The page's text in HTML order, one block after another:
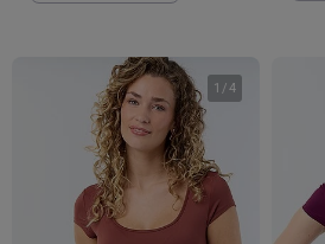
1 /4